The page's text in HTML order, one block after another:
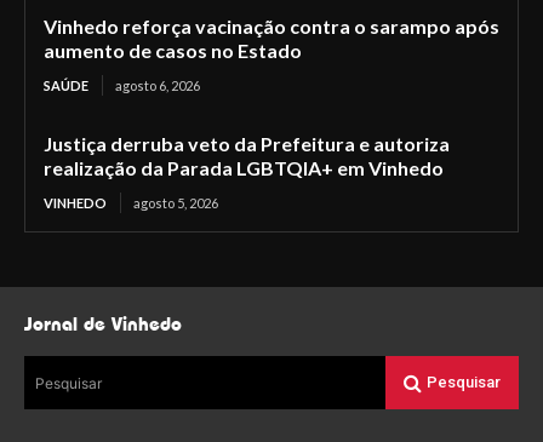
Vinhedo reforça vacinação contra o sarampo após
aumento de casos no Estado
SAÚDE agosto 6, 2026
Justiça derruba veto da Prefeitura e autoriza
realização da Parada LGBTQIA+ em Vinhedo
VINHEDO agosto 5, 2026
Jornal de Vinhedo
Pesquisar Pesquisar